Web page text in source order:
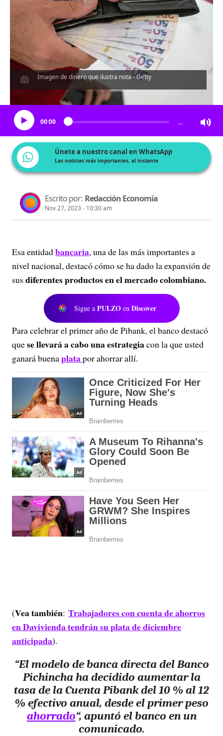
Imagen de dinero que ilustra nota - Getty
Escucha el artículo
00:00 …
Únete a nuestro canal en WhatsApp
Las noticias más importantes, al instante
Escrito por: Redacción Economía
Nov 27, 2023 - 10:30 am
Esa entidadbancaria, una de las más importantes a
nivel nacional, destacó cómo se ha dado la expansión de
sus diferentes productos en el mercado colombiano.
Sigue a PULZO en Discover
Para celebrar el primer año de Pibank, el banco destacó
quese llevará a cabo una estrategiacon la que usted
ganará buenaplatapor ahorrar allí.
(Vea también: Trabajadores con cuenta de ahorros
en Davivienda tendrán su plata de diciembre
anticipada).
“El modelo de banca directa del Banco
Pichincha ha decidido aumentar la
tasa de la Cuenta Pibank del 10 % al 12
% efectivo anual, desde el primer peso
ahorrado“, apuntó el banco en un
comunicado.